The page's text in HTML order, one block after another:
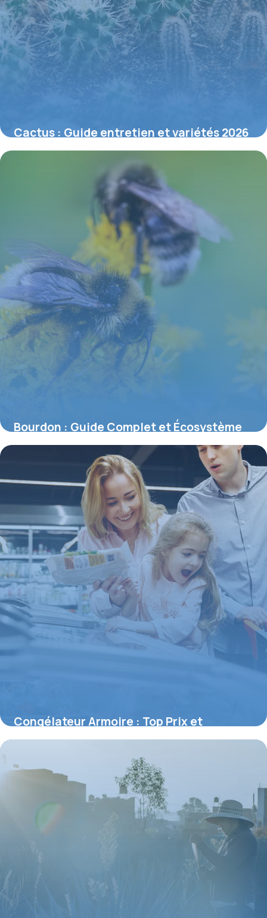
Cactus : Guide entretien et variétés 2026
6 juin 2026
Bourdon : Guide Complet et Écosystème
2026
Congélateur Armoire : Top Prix et
Comparatif